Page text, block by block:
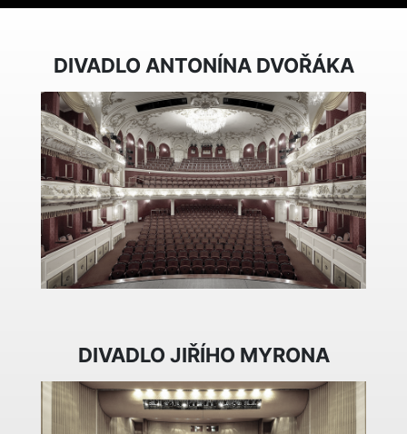
DIVADLO ANTONÍNA DVOŘÁKA
DIVADLO JIŘÍHO MYRONA